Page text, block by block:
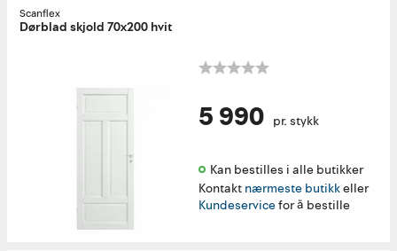
Scanflex
Dørblad skjold 70x200 hvit
5 990 pr. stykk
Kan bestilles i alle butikker
Kontakt nærmeste butikkeller
Kundeservicefor å bestille